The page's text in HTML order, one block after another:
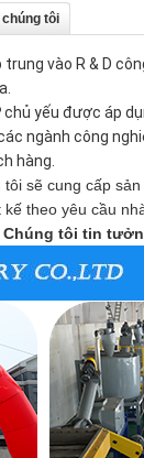
chúng tôi
vào R & D
chủ yếu được áp
ngành công
hàng.
sẽ cung cấp
theo yêu cầu
Chúng tôi tin